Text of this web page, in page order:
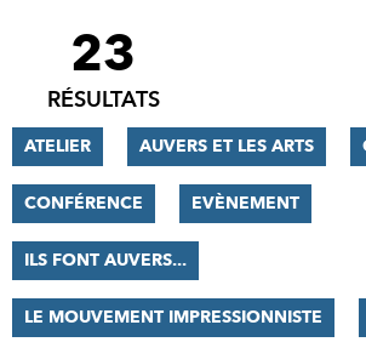
FILTRER
RÉSULTATS
23
RÉSULTATS
ATELIER AUVERS ET LES ARTS
CONFÉRENCE EVÈNEMENT
ILS FONT AUVERS...
LE MOUVEMENT IMPRESSIONNISTE